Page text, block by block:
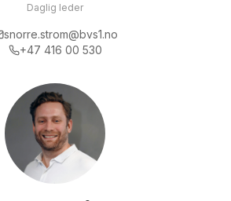
Daglig leder
snorre.strom@bvs1.no
+47 416 00 530